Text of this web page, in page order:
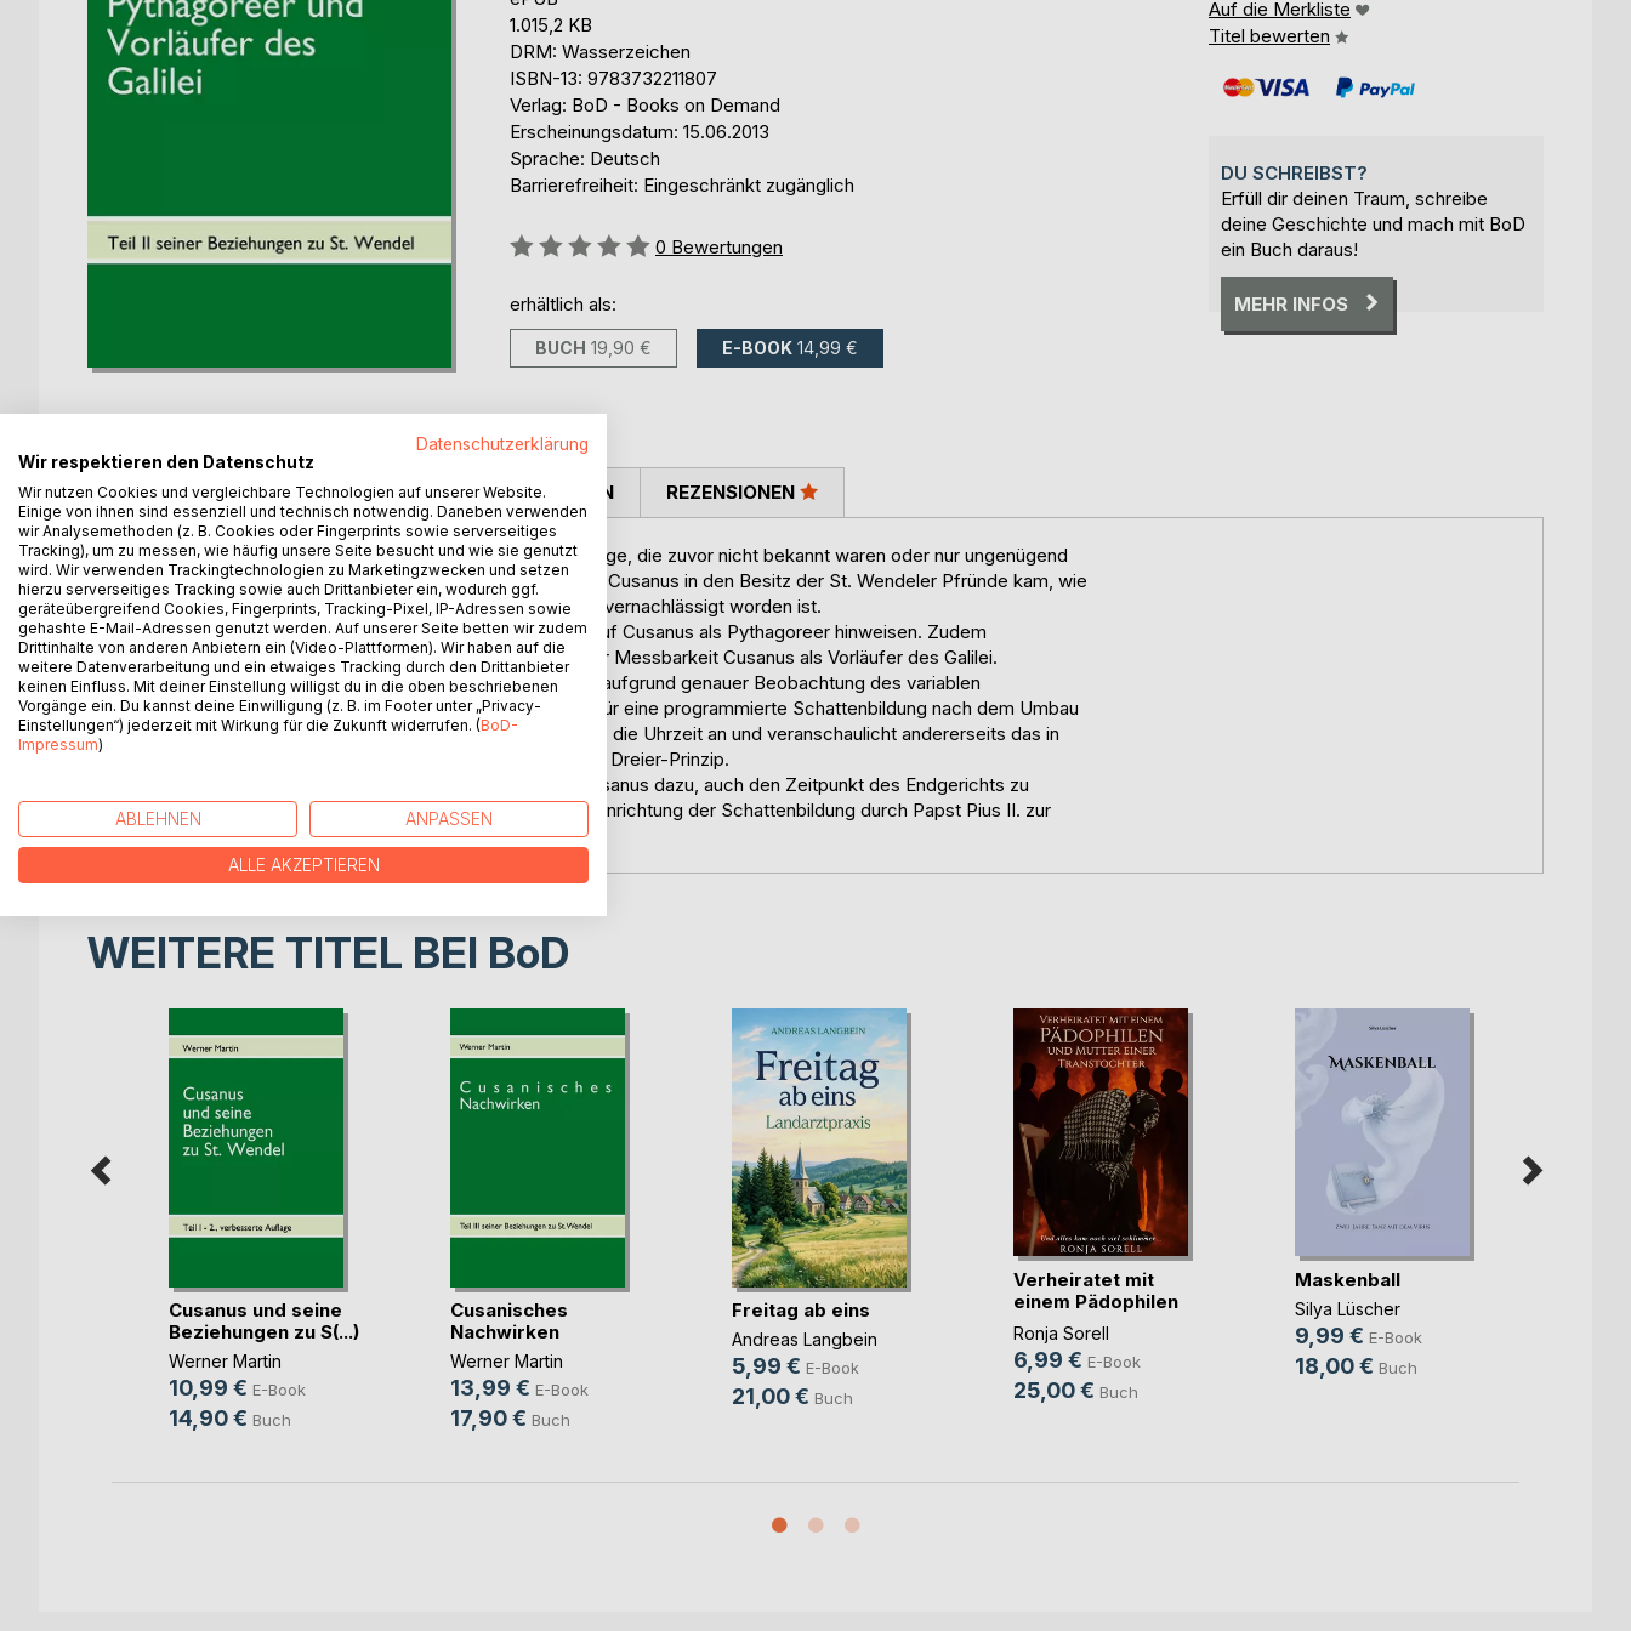
1.015,2 KB
DRM: Wasserzeichen
ISBN-13: 9783732211807
Verlag: BoD - Books on Demand
Erscheinungsdatum: 15.06.2013
Sprache: Deutsch
Barrierefreiheit: Eingeschränkt zugänglich
Bewertung::
0 Bewertungen
erhältlich als:
BUCH 19,90 € E-BOOK 14,99 €
Auf die Merkliste
Titel bewerten
DU SCHREIBST?
Erfüll dir deinen Traum, schreibe
deine Geschichte und mach mit BoD
ein Buch daraus!
MEHR INFOS
BESCHREIBUNG
Der hier vorliegende Teil liefert Fakten und Zusammenhänge, die zuvor nicht bekannt waren oder nur ungenügend
von der Forschung berücksichtigt wurden. Er legt dar, wie Cusanus in den Besitz der St. Wendeler Pfründe kam, wie
lange er sie besaß, und warum diese Gegebenheit bisher vernachlässigt worden ist.
Er macht auf Ornamente in St. Wendel aufmerksam, die auf Cusanus als Pythagoreer hinweisen. Zudem
charakterisieren die Darlegungen mit seiner Erkenntnis der Messbarkeit Cusanus als Vorläufer des Galilei.
Weiter zeigt der Teil Indizien auf, denen zufolge Cusanus aufgrund genauer Beobachtung des variablen
Sonnenstandes mit seinem Torquetum die Bedingungen für eine programmierte Schattenbildung nach dem Umbau
der Kirche erzielte. Diese Schattenbildung zeigt einerseits die Uhrzeit an und veranschaulicht andererseits das in
seiner „belehrten Unwissenheit“ als grundlegend erkannte Dreier-Prinzip.
Mutmaßlich ermunterte das so gelungene Experiment Cusanus dazu, auch den Zeitpunkt des Endgerichts zu
berechnen. Wie es ebenfalls als Vorarbeit diente für die Einrichtung der Schattenbildung durch Papst Pius II. zur
Tag- und Nachtgleiche in dessen Stadtplanung für Pienza.
AUTOR/IN PRESSESTIMMEN REZENSIONEN
WEITERE TITEL BEI BoD
Cusanus und seine
Beziehungen zu S(...)
Werner Martin
10,99 € E-Book
14,90 € Buch
Cusanisches
Nachwirken
Werner Martin
13,99 € E-Book
17,90 € Buch
Freitag ab eins
Andreas Langbein
5,99 € E-Book
21,00 € Buch
Verheiratet mit
einem Pädophilen
u(...)
Ronja Sorell
6,99 € E-Book
25,00 € Buch
Maskenball
Silya Lüscher
9,99 € E-Book
18,00 € Buch
Datenschutzerklärung
Wir respektieren den Datenschutz
Wir nutzen Cookies und vergleichbare Technologien auf unserer Website.
Einige von ihnen sind essenziell und technisch notwendig. Daneben verwenden
wir Analysemethoden (z. B. Cookies oder Fingerprints sowie serverseitiges
Tracking), um zu messen, wie häufig unsere Seite besucht und wie sie genutzt
wird. Wir verwenden Trackingtechnologien zu Marketingzwecken und setzen
hierzu serverseitiges Tracking sowie auch Drittanbieter ein, wodurch ggf.
geräteübergreifend Cookies, Fingerprints, Tracking-Pixel, IP-Adressen sowie
gehashte E-Mail-Adressen genutzt werden. Auf unserer Seite betten wir zudem
Drittinhalte von anderen Anbietern ein (Video-Plattformen). Wir haben auf die
weitere Datenverarbeitung und ein etwaiges Tracking durch den Drittanbieter
keinen Einfluss. Mit deiner Einstellung willigst du in die oben beschriebenen
Vorgänge ein. Du kannst deine Einwilligung (z. B. im Footer unter „Privacy-
Einstellungen“) jederzeit mit Wirkung für die Zukunft widerrufen. (BoD-
Impressum)
ABLEHNEN ANPASSEN
ALLE AKZEPTIEREN